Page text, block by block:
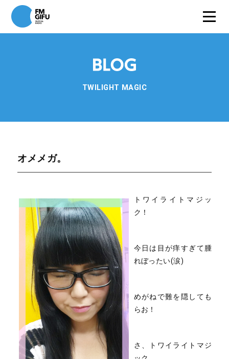
TWILIGHT MAGIC
オメメガ。
トワイライトマジッ
ク！
今日は目が痒すぎて腫
れぼったい(涙)
めがねで難を隠しても
らお！
さ、トワイライトマジ